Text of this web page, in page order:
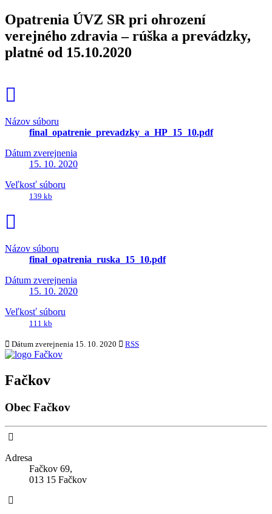
Opatrenia ÚVZ SR pri ohrození
verejného zdravia – rúška a prevádzky,
platné od 15.10.2020
Názov súboru
final_opatrenie_prevadzky_a_HP_15_10.pdf
Dátum zverejnenia
15. 10. 2020
Veľkosť súboru
139 kb
Názov súboru
final_opatrenia_ruska_15_10.pdf
Dátum zverejnenia
15. 10. 2020
Veľkosť súboru
111 kb
Dátum zverejnenia 15. 10. 2020 RSS
Fačkov
Obec Fačkov
Adresa
Fačkov 69,
013 15 Fačkov